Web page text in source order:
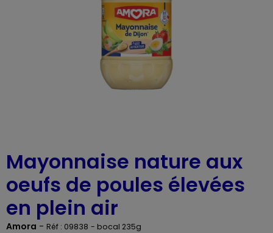
Mayonnaise nature aux
oeufs de poules élevées
en plein air
Amora - Réf : 09838 - bocal 235g